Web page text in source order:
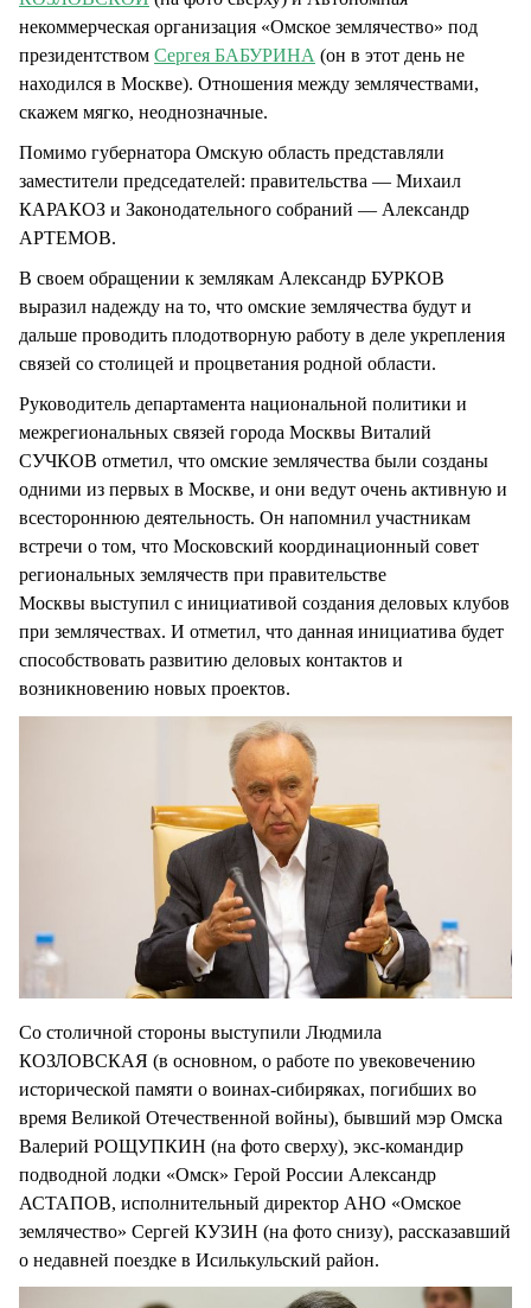
некоммерческая организация «Омское землячество» под
президентством Сергея БАБУРИНА (он в этот день не
находился в Москве). Отношения между землячествами,
скажем мягко, неоднозначные.
Помимо губернатора Омскую область представляли
заместители председателей: правительства — Михаил
КАРАКОЗ и Законодательного собраний — Александр
АРТЕМОВ.
В своем обращении к землякам Александр БУРКОВ
выразил надежду на то, что омские землячества будут и
дальше проводить плодотворную работу в деле укрепления
связей со столицей и процветания родной области.
Руководитель департамента национальной политики и
межрегиональных связей города Москвы Виталий
СУЧКОВ отметил, что омские землячества были созданы
одними из первых в Москве, и они ведут очень активную и
всестороннюю деятельность. Он напомнил участникам
встречи о том, что Московский координационный совет
региональных землячеств при правительстве
Москвы выступил с инициативой создания деловых клубов
при землячествах. И отметил, что данная инициатива будет
способствовать развитию деловых контактов и
возникновению новых проектов.
Со столичной стороны выступили Людмила
КОЗЛОВСКАЯ (в основном, о работе по увековечению
исторической памяти о воинах-сибиряках, погибших во
время Великой Отечественной войны), бывший мэр Омска
Валерий РОЩУПКИН (на фото сверху), экс-командир
подводной лодки «Омск» Герой России Александр
АСТАПОВ, исполнительный директор АНО «Омское
землячество» Сергей КУЗИН (на фото снизу), рассказавший
о недавней поездке в Исилькульский район.